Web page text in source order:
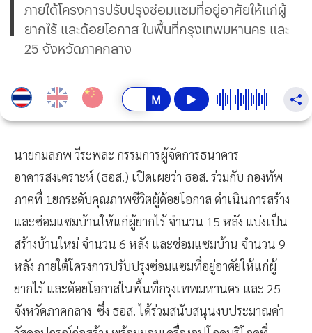
ภายใต้โครงการปรับปรุงซ่อมแซมที่อยู่อาศัยให้แก่ผู้
ยากไร้ และด้อยโอกาส ในพื้นที่กรุงเทพมหานคร และ
25 จังหวัดภาคกลาง
นายกมลภพ วีระพละ กรรมการผู้จัดการธนาคาร
อาคารสงเคราะห์ (ธอส.) เปิดเผยว่า ธอส. ร่วมกับ กองทัพ
ภาคที่ 1ยกระดับคุณภาพชีวิตผู้ด้อยโอกาส ดำเนินการสร้าง
และซ่อมแซมบ้านให้แก่ผู้ยากไร้ จำนวน 15 หลัง แบ่งเป็น
สร้างบ้านใหม่ จำนวน 6 หลัง และซ่อมแซมบ้าน จำนวน 9
หลัง ภายใต้โครงการปรับปรุงซ่อมแซมที่อยู่อาศัยให้แก่ผู้
ยากไร้ และด้อยโอกาสในพื้นที่กรุงเทพมหานคร และ 25
จังหวัดภาคกลาง ซึ่ง ธอส. ได้ร่วมสนับสนุนงบประมาณค่า